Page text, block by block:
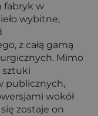
fabryk w
wybitne,
z całą gamą
Mimo
sztuki
publicznych,
wokół
zostaje on